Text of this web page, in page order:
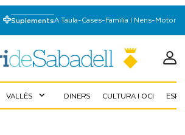
SuplementsA Taula-Cases-Familia I Nens-Motor
VALLÈS expand_more DINERS CULTURA I OCI